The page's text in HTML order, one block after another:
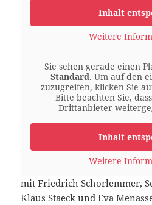
Inhalt
Weitere
Sie sehen gerade einen
Standard. Um auf den
zuzugreifen, klicken Sie
Bitte beachten Sie,
Drittanbieter
Inhalt
Weitere
mit Friedrich Schorlemmer,
Klaus Staeck und Eva